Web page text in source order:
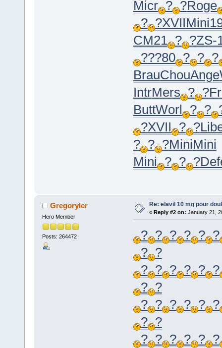
Micr ? ?Roge
? ?XVIIMini
CM21 ? ?ZS-
???80 ? ? ?
BrauChouAnge
IntrMers ? ?
ButtWorl ? ?
?XVII ? ?
? ? ?MiniMini
Mini ? ? ?
Gregoryler
Hero Member
Posts: 264472
Re: elavil 10 mg pour
« Reply #2 on: January 21,
? ? ? ? ? ?
? ?
? ? ? ? ? ?
? ?
? ? ? ? ? ?
? ?
? ? ? ? ? ?